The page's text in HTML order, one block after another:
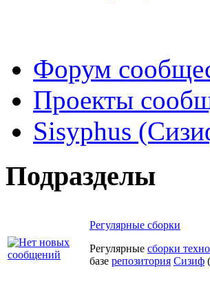
Форум
Проекты
Sisyphus
Подразделы
Регулярные сборки
Регулярные сборки
базе репозитория Сизиф (